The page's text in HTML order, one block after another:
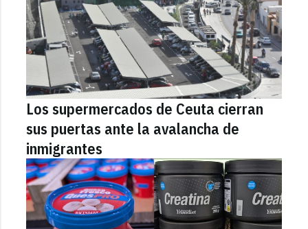
Los supermercados de Ceuta cierran
sus puertas ante la avalancha de
inmigrantes